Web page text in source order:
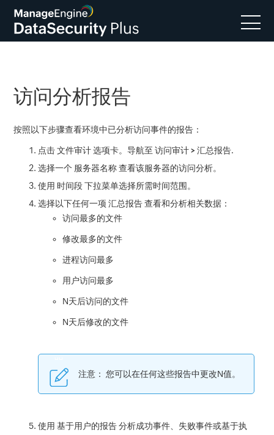
访问分析报告
按照以下步骤查看环境中已分析访问事件的报告：
点击文件审计选项卡。导航至访问审计 > 汇总报告.
选择一个 服务器名称查看该服务器的访问分析。
使用 时间段下拉菜单选择所需时间范围。
选择以下任何一项汇总报告查看和分析相关数据：
访问最多的文件
修改最多的文件
进程访问最多
用户访问最多
N天后访问的文件
N天后修改的文件
注意： 您可以在任何这些报告中更改N值。
使用基于用户的报告分析成功事件、失败事件或基于执